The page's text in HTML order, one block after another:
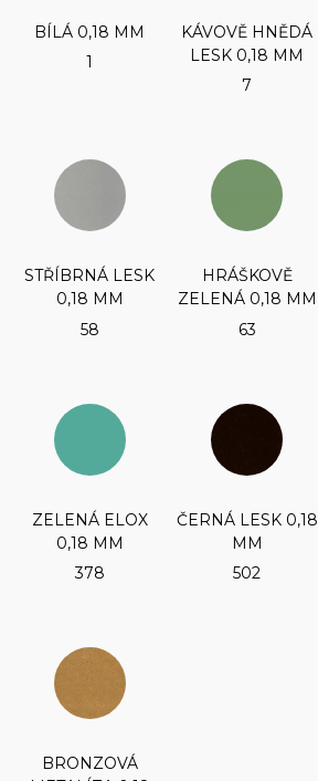
BÍLÁ 0,18 MM
1
KÁVOVĚ HNĚDÁ
LESK 0,18 MM
7
STŘÍBRNÁ LESK
0,18 MM
58
HRÁŠKOVĚ
ZELENÁ 0,18 MM
63
ZELENÁ ELOX
0,18 MM
378
ČERNÁ LESK 0,18
MM
502
BRONZOVÁ